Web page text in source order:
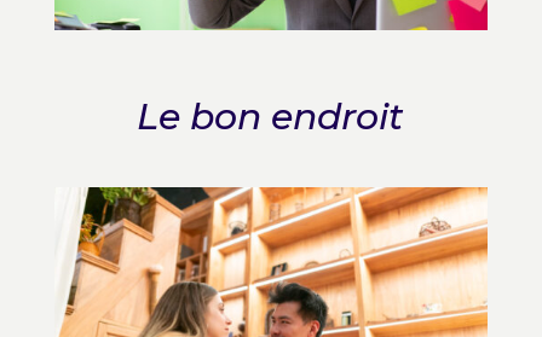
Le bon endroit